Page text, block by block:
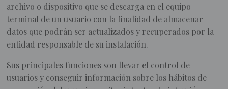
POLÍTICA
DE
COOKIES
archivo o dispositivo que se descarga en el equipo
terminal de un usuario con la finalidad de almacenar
datos que podrán ser actualizados y recuperados por la
entidad responsable de su instalación.
Sus principales funciones son llevar el control de
usuarios y conseguir información sobre los hábitos de